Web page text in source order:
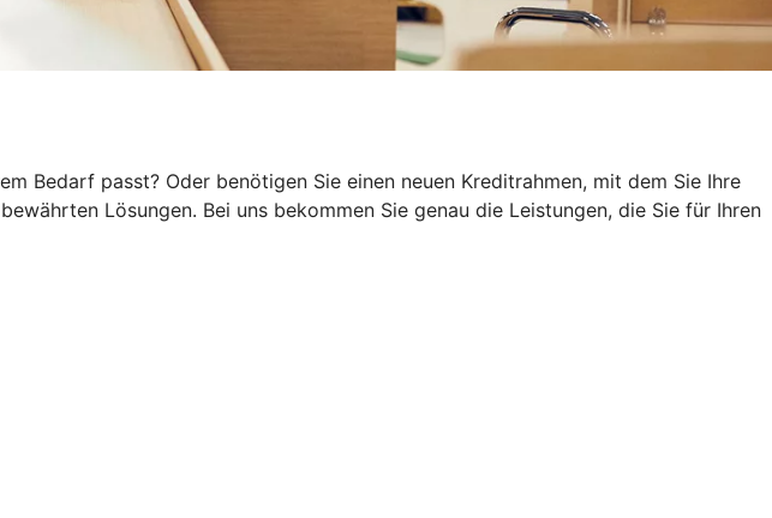
Bedarf passt? Oder benötigen Sie einen neuen Kreditrahmen, mit dem Sie Ihre
Lösungen. Bei uns bekommen Sie genau die Leistungen, die Sie für Ihren